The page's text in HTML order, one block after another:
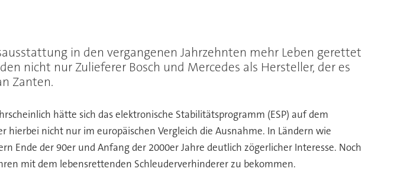
in den vergangenen Jahrzehnten mehr Leben gerettet
nicht nur Zulieferer Bosch und Mercedes als Hersteller, der es
Zanten.
hätte sich das elektronische Stabilitätsprogramm (ESP) auf dem
nicht nur im europäischen Vergleich die Ausnahme. In Ländern wie
Ende der 90er und Anfang der 2000er Jahre deutlich zögerlicher Interesse. Noch
mit dem lebensrettenden Schleuderverhinderer zu bekommen.